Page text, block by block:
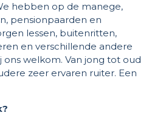
hebben op de manege,
pensionpaarden en
lessen, buitenritten,
en verschillende andere
ons welkom. Van jong tot oud
zeer ervaren ruiter. Een